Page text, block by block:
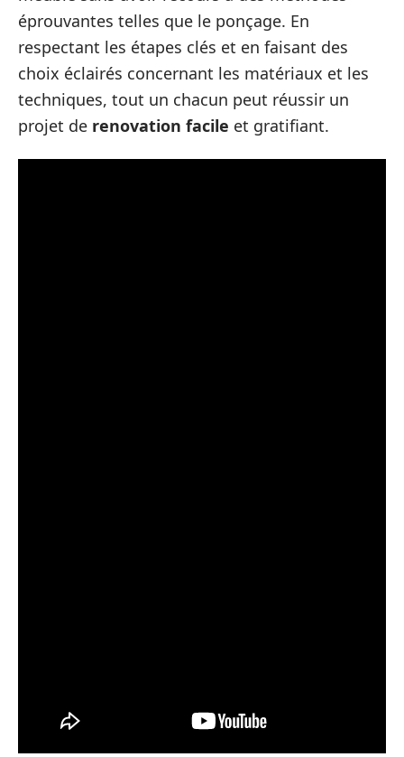
éprouvantes telles que le ponçage. En
respectant les étapes clés et en faisant des
choix éclairés concernant les matériaux et les
techniques, tout un chacun peut réussir un
projet de renovation facile et gratifiant.